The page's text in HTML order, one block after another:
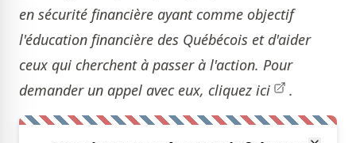
en sécurité financière ayant comme objectif
l'éducation financière des Québécois et d'aider
ceux qui cherchent à passer à l'action. Pour
demander un appel avec eux, cliquez ici .